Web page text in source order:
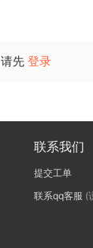
请先 登录
联系我们
提交工单
联系qq客服 (